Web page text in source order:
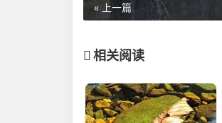
« 上一篇
相关阅读